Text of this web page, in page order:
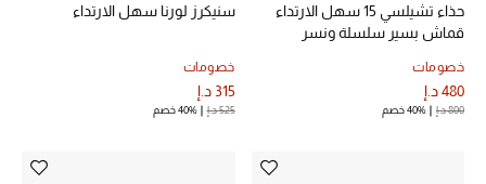
جديد لدينا
نسوقوا أحدث ما وصلنا
حذاء تشيلسي 15 سهل الارتداء
قماش بسير سلسلة ونسر
خصومات
480 د.إ
800 د.إ 40% خصم
سنيكرز لورنا سهل الارتداء
خصومات
315 د.إ
525 د.إ 40% خصم